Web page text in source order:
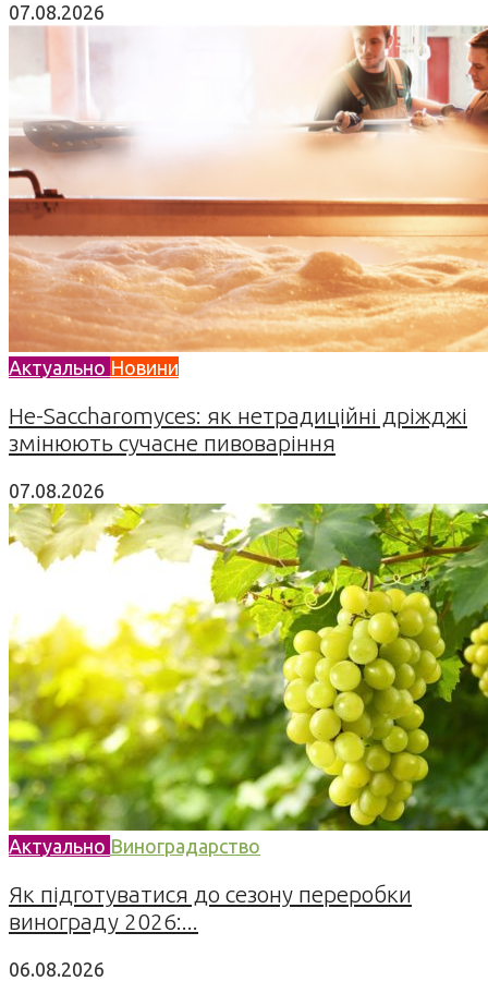
07.08.2026
Актуально Новини
Не-Saccharomyces: як нетрадиційні дріжджі
змінюють сучасне пивоваріння
07.08.2026
Актуально Виноградарство
Як підготуватися до сезону переробки
винограду 2026:...
06.08.2026